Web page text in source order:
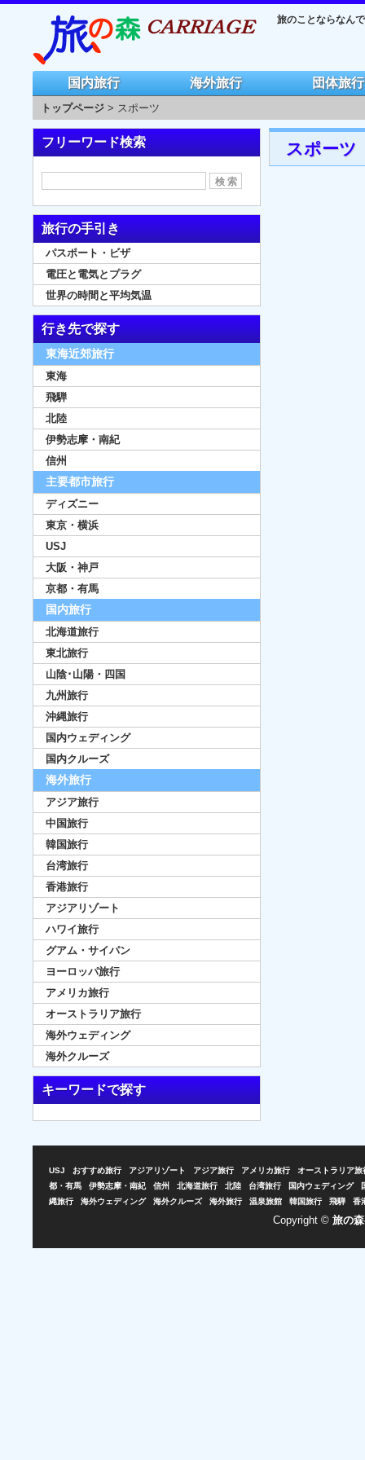
旅のことならなん
国内旅行 海外旅行 団体旅行
トップページ > スポーツ
スポーツ
フリーワード検索
旅行の手引き
パスポート・ビザ
電圧と電気とプラグ
世界の時間と平均気温
行き先で探す
東海近郊旅行
東海
飛騨
北陸
伊勢志摩・南紀
信州
主要都市旅行
ディズニー
東京・横浜
USJ
大阪・神戸
京都・有馬
国内旅行
北海道旅行
東北旅行
山陰･山陽・四国
九州旅行
沖縄旅行
国内ウェディング
国内クルーズ
海外旅行
アジア旅行
中国旅行
韓国旅行
台湾旅行
香港旅行
アジアリゾート
ハワイ旅行
グアム・サイパン
ヨーロッパ旅行
アメリカ旅行
オーストラリア旅行
海外ウェディング
海外クルーズ
キーワードで探す
USJ おすすめ旅行 アジアリゾート アジア旅行 アメリカ旅行
オーストラリア旅
都・有馬
伊勢志摩・南紀 信州 北海道旅行 北陸 台湾旅行 国内ウェディング
縄旅行
海外ウェディング 海外クルーズ 海外旅行 温泉旅館 韓国旅行 飛騨 香
Copyright © 旅の